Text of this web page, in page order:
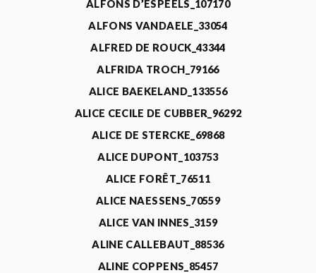
ALFONS D’ESPEELS_107170
ALFONS VANDAELE_33054
ALFRED DE ROUCK_43344
ALFRIDA TROCH_79166
ALICE BAEKELAND_133556
ALICE CECILE DE CUBBER_96292
ALICE DE STERCKE_69868
ALICE DUPONT_103753
ALICE FORÊT_76511
ALICE NAESSENS_70559
ALICE VAN INNES_3159
ALINE CALLEBAUT_88536
ALINE COPPENS_85457